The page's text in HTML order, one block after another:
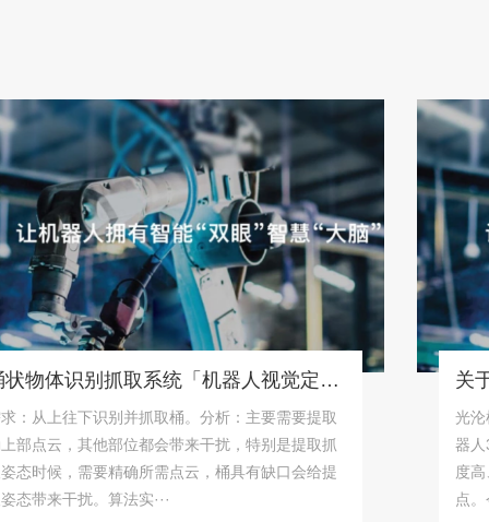
桶状物体识别抓取系统「机器人视觉定位抓取解决方案」
往下识别并抓取桶。分析：主要需要提取
，其他部位都会带来干扰，特别是提取抓
，需要精确所需点云，桶具有缺口会给提
干扰。算法实···
光沦机器
器人3d视
度高、灵
点。今日